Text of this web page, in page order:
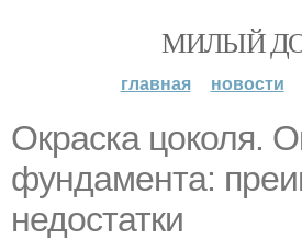
МИЛЫЙ
главная новости
Окраска цоколя.
фундамента:
недостатки